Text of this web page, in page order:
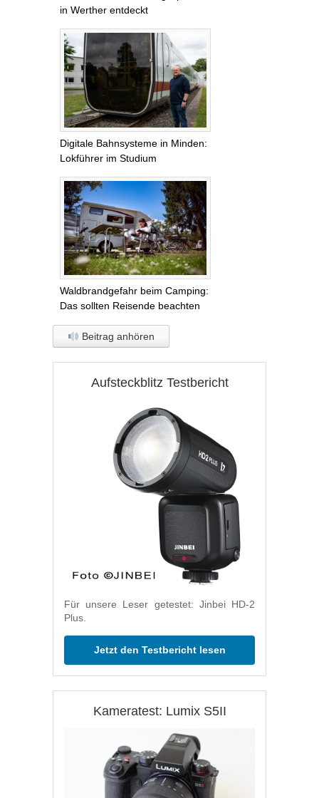
in Werther entdeckt
Digitale Bahnsysteme in Minden:
Lokführer im Studium
Waldbrandgefahr beim Camping:
Das sollten Reisende beachten
Beitrag anhören
Aufsteckblitz Testbericht
Für unsere Leser getestet: Jinbei HD-2
Plus.
Jetzt den Testbericht lesen
Kameratest: Lumix S5II